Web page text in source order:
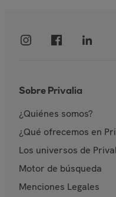
Sobre Privalia
¿Quiénes somos?
¿Qué ofrecemos en
Los universos de
Motor de búsqueda
Menciones Legales